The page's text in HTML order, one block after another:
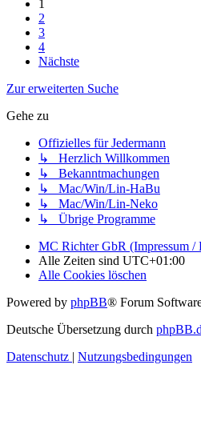
1
2
3
4
Nächste
Zur erweiterten Suche
Gehe zu
Offizielles für Jedermann
↳ Herzlich Willkommen
↳ Bekanntmachungen
↳ Mac/Win/Lin-HaBu
↳ Mac/Win/Lin-Neko
↳ Übrige Programme
MC Richter GbR (Impressum /
Alle Zeiten sind UTC+01:00
Alle Cookies löschen
Powered by phpBB® Forum
Deutsche Übersetzung durch
Datenschutz
Nutzungsbedingungen